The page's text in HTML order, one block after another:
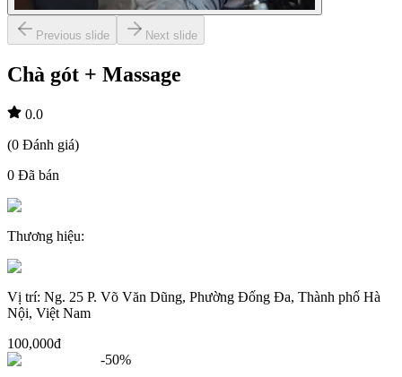
Previous slide Next slide
Chà gót + Massage
0.0
(0 Đánh giá)
0 Đã bán
Thương hiệu:
Vị trí: Ng. 25 P. Võ Văn Dũng, Phường Đống Đa, Thành phố Hà
Nội, Việt Nam
100,000đ
-50%